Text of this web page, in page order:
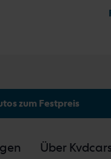
zum Festpreis
Über Kvdcars